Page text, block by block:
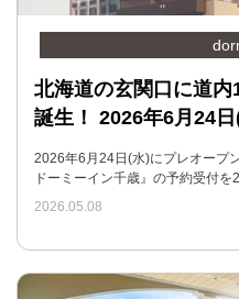
北海道の玄関口に道
誕生！ 2026年6月24
2026年6月24日(水)にプレオープ
ドーミーイン千歳』の予約受付
2026.05.08